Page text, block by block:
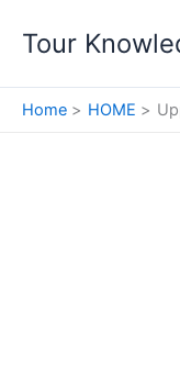
Tour
Home HOME